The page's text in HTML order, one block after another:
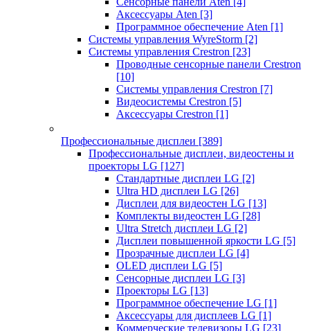
Аксессуары Aten [3]
Программное обеспечение Aten [1]
Системы управления WyreStorm [2]
Системы управления Crestron [23]
Проводные сенсорные панели Crestron
[10]
Системы управления Crestron [7]
Видеосистемы Crestron [5]
Аксессуары Crestron [1]
Профессиональные дисплеи [389]
Профессиональные дисплеи, видеостены и
проекторы LG [127]
Стандартные дисплеи LG [2]
Ultra HD дисплеи LG [26]
Дисплеи для видеостен LG [13]
Комплекты видеостен LG [28]
Ultra Stretch дисплеи LG [2]
Дисплеи повышенной яркости LG [5]
Прозрачные дисплеи LG [4]
OLED дисплеи LG [5]
Сенсорные дисплеи LG [3]
Проекторы LG [13]
Программное обеспечение LG [1]
Аксессуары для дисплеев LG [1]
Коммерческие телевизоры LG [23]